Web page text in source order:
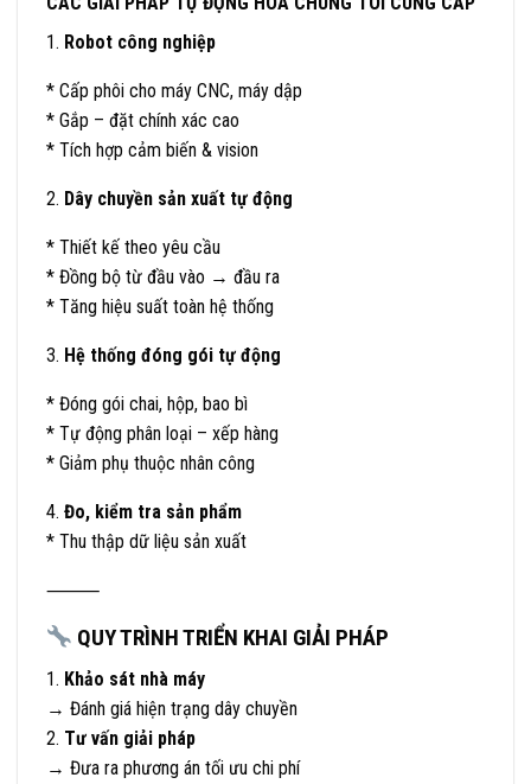
1. Robot công nghiệp
* Cấp phôi cho máy CNC, máy dập
* Gắp – đặt chính xác cao
* Tích hợp cảm biến & vision
2. Dây chuyền sản xuất tự động
* Thiết kế theo yêu cầu
* Đồng bộ từ đầu vào → đầu ra
* Tăng hiệu suất toàn hệ thống
3. Hệ thống đóng gói tự động
* Đóng gói chai, hộp, bao bì
* Tự động phân loại – xếp hàng
* Giảm phụ thuộc nhân công
4. Đo, kiểm tra sản phẩm
* Thu thập dữ liệu sản xuất
⸻
QUY TRÌNH TRIỂN KHAI GIẢI PHÁP
1. Khảo sát nhà máy
→ Đánh giá hiện trạng dây chuyền
2. Tư vấn giải pháp
→ Đưa ra phương án tối ưu chi phí